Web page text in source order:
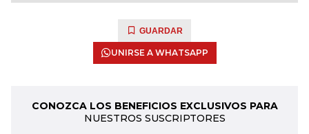
GUARDAR
UNIRSE A WHATSAPP
CONOZCA LOS BENEFICIOS EXCLUSIVOS PARA
NUESTROS SUSCRIPTORES